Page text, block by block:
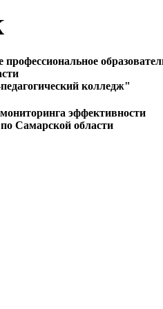
профессиональное
колледж"
эффективности
Самарской области